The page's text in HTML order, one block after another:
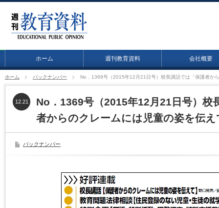
ホーム 週刊教育資料 会社概要
ホーム バックナンバー No．1369号（2015年12月21日号）校長講話では「保護者か
No．1369号（2015年12月21日号）校
者からのクレームには児童の姿を伝え
12.21
バックナンバー